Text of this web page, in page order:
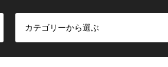
カテゴリーから選ぶ